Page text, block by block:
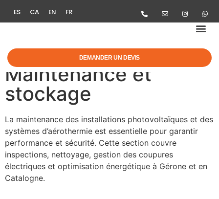
ES CA EN FR
DEMANDER UN DEVIS
Maintenance et
stockage
La maintenance des installations photovoltaïques et des
systèmes d’aérothermie est essentielle pour garantir
performance et sécurité. Cette section couvre
inspections, nettoyage, gestion des coupures
électriques et optimisation énergétique à Gérone et en
Catalogne.